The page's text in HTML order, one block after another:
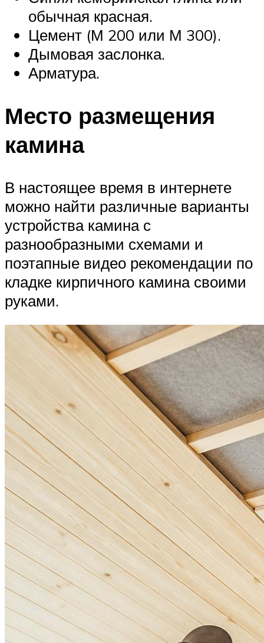
обычная красная.
Цемент (М 200 или М 300).
Дымовая заслонка.
Арматура.
Место размещения
камина
В настоящее время в интернете
можно найти различные варианты
устройства камина с
разнообразными схемами и
поэтапные видео рекомендации по
кладке кирпичного камина своими
руками.